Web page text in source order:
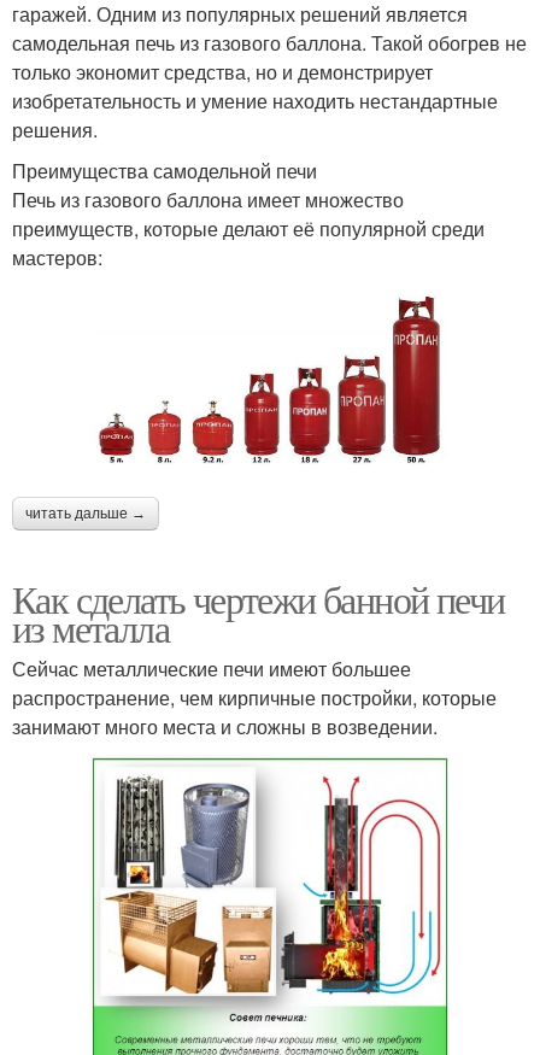
гаражей. Одним из популярных решений является
самодельная печь из газового баллона. Такой обогрев не
только экономит средства, но и демонстрирует
изобретательность и умение находить нестандартные
решения.
Преимущества самодельной печи
Печь из газового баллона имеет множество
преимуществ, которые делают её популярной среди
мастеров:
читать дальше →
Как сделать чертежи банной печи
из металла
Сейчас металлические печи имеют большее
распространение, чем кирпичные постройки, которые
занимают много места и сложны в возведении.